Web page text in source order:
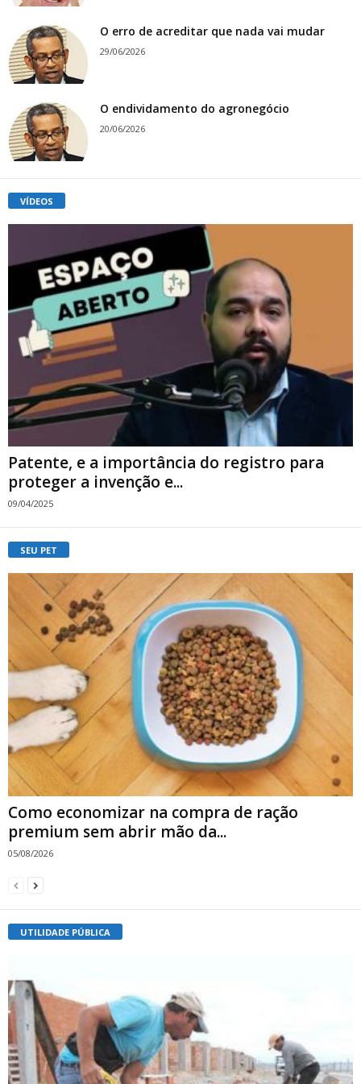
O erro de acreditar que nada vai mudar
29/06/2026
O endividamento do agronegócio
20/06/2026
VÍDEOS
Patente, e a importância do registro para
proteger a invenção e...
09/04/2025
SEU PET
Como economizar na compra de ração
premium sem abrir mão da...
05/08/2026
UTILIDADE PÚBLICA